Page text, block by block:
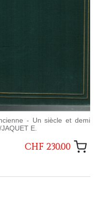
- Un siècle et demi
E.
CHF 230.00